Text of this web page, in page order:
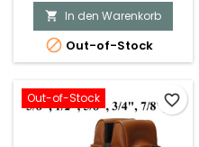
 In den Warenkorb
 Out-of-Stock
Out-of-Stock favorite_border